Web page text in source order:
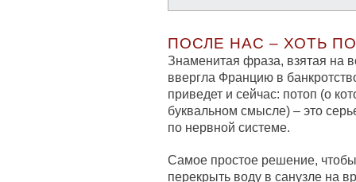
ПОСЛЕ НАС – ХОТЬ
Знаменитая фраза, взятая на
ввергла Францию в
приведет и сейчас: потоп (о
буквальном смысле) – это
по нервной системе.
Самое простое решение,
перекрыть воду в санузле на